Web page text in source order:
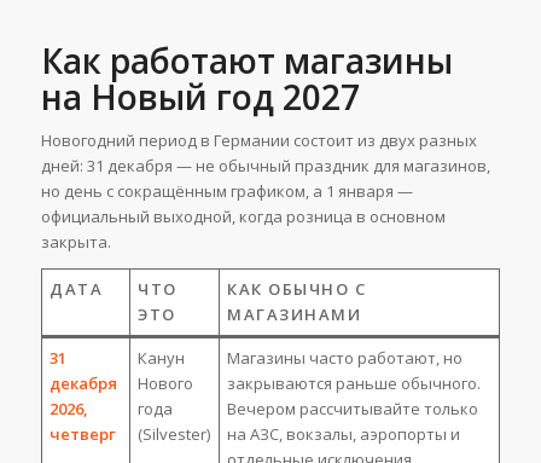
Как работают магазины
на Новый год 2027
Новогодний период в Германии состоит из двух разных
дней: 31 декабря — не обычный праздник для магазинов,
но день с сокращённым графиком, а 1 января —
официальный выходной, когда розница в основном
закрыта.
ДАТА
ЧТО
ЭТО
КАК ОБЫЧНО С
МАГАЗИНАМИ
31
декабря
2026,
четверг
Канун
Нового
года
(Silvester)
Магазины часто работают, но
закрываются раньше обычного.
Вечером рассчитывайте только
на АЗС, вокзалы, аэропорты и